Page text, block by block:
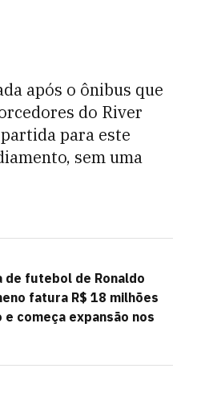
após o ônibus que
do River
para este
sem uma
de futebol de Ronaldo
fatura R$ 18 milhões
e começa expansão nos